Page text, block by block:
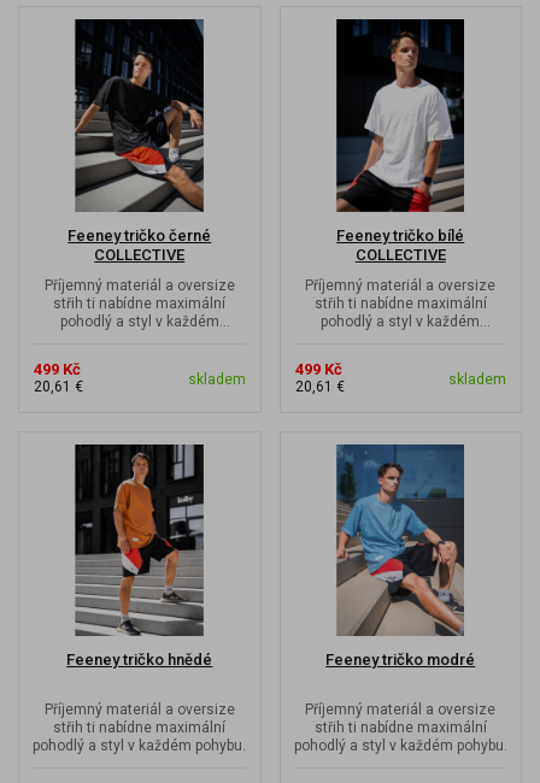
Feeney tričko černé
COLLECTIVE
Příjemný materiál a oversize
střih ti nabídne maximální
pohodlý a styl v každém
499 Kč
20,61 € skladem
Feeney tričko bílé
COLLECTIVE
Příjemný materiál a oversize
střih ti nabídne maximální
pohodlý a styl v každém
499 Kč
20,61 € skladem
Feeney tričko hnědé
Příjemný materiál a oversize
střih ti nabídne maximální
pohodlý a styl v každém pohybu.
Feeney tričko modré
Příjemný materiál a oversize
střih ti nabídne maximální
pohodlý a styl v každém pohybu.